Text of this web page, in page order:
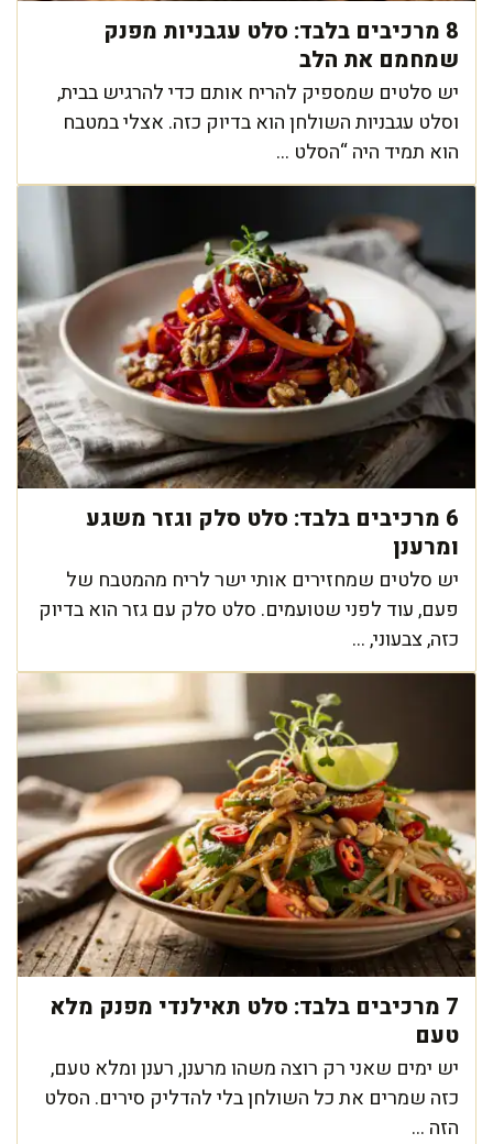
8 מרכיבים בלבד: סלט עגבניות מפנק
שמחמם את הלב
יש סלטים שמספיק להריח אותם כדי להרגיש בבית,
וסלט עגבניות השולחן הוא בדיוק כזה. אצלי במטבח
הוא תמיד היה “הסלט ...
6 מרכיבים בלבד: סלט סלק וגזר משגע
ומרענן
יש סלטים שמחזירים אותי ישר לריח מהמטבח של
פעם, עוד לפני שטועמים. סלט סלק עם גזר הוא בדיוק
כזה, צבעוני, ...
7 מרכיבים בלבד: סלט תאילנדי מפנק מלא
טעם
יש ימים שאני רק רוצה משהו מרענן, רענן ומלא טעם,
כזה שמרים את כל השולחן בלי להדליק סירים. הסלט
הזה ...